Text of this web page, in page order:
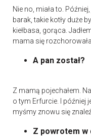
Nie no, miała to.
barak, takie kotły duże
kiełbasa, gorąca.
mama się
A pan został?
Z mamą pojechałem.
o tym Erfurcie. I później
myśmy znowu się
Z powrotem w